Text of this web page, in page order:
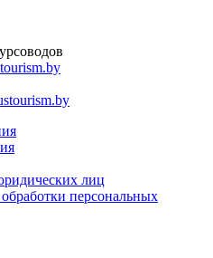
лиц
персональных